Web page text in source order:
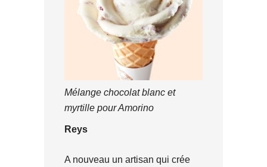
Mélange chocolat blanc et
myrtille pour Amorino
Reys
A nouveau un artisan qui crée